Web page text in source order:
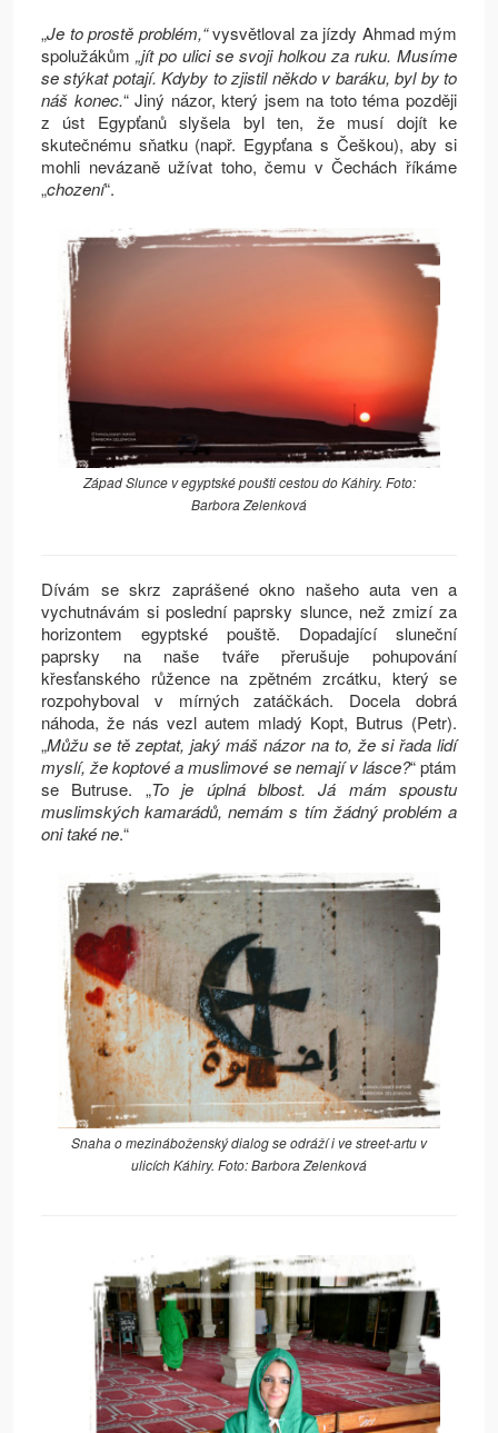
„Je to prostě problém,“vysvětloval za jízdy Ahmad mým
spolužákům „jít po ulici se svoji holkou za ruku. Musíme
se stýkat potají. Kdyby to zjistil někdo v baráku, byl by to
náš konec.“ Jiný názor, který jsem na toto téma později
z úst Egypťanů slyšela byl ten, že musí dojít ke
skutečnému sňatku (např. Egypťana s Češkou), aby si
mohli nevázaně užívat toho, čemu v Čechách říkáme
„chození“.
Západ Slunce v egyptské poušti cestou do Káhiry. Foto:
Barbora Zelenková
Dívám se skrz zaprášené okno našeho auta ven a
vychutnávám si poslední paprsky slunce, než zmizí za
horizontem egyptské pouště. Dopadající sluneční
paprsky na naše tváře přerušuje pohupování
křesťanského růžence na zpětném zrcátku, který se
rozpohyboval v mírných zatáčkách. Docela dobrá
náhoda, že nás vezl autem mladý Kopt, Butrus (Petr).
„Můžu se tě zeptat, jaký máš názor na to, že si řada lidí
myslí, že koptové a muslimové se nemají v lásce?“ ptám
se Butruse. „To je úplná blbost. Já mám spoustu
muslimských kamarádů, nemám s tím žádný problém a
oni také ne.“
Snaha o mezináboženský dialog se odráží i ve street-artu v
ulicích Káhiry. Foto: Barbora Zelenková